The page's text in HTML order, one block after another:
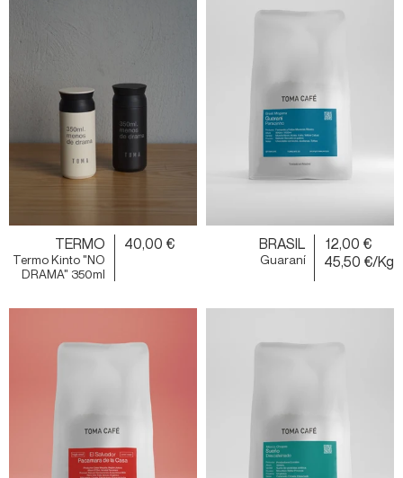
TERMO
Termo Kinto "NO
DRAMA" 350ml
40,00 € BRASIL
Guaraní
12,00 €
45,50 €/Kg